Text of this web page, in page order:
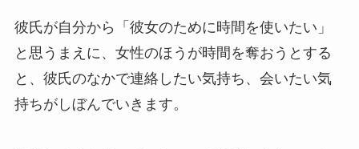
彼氏が自分から「彼女のために時間を使いたい」
と思うまえに、女性のほうが時間を奪おうとする
と、彼氏のなかで連絡したい気持ち、会いたい気
持ちがしぼんでいきます。